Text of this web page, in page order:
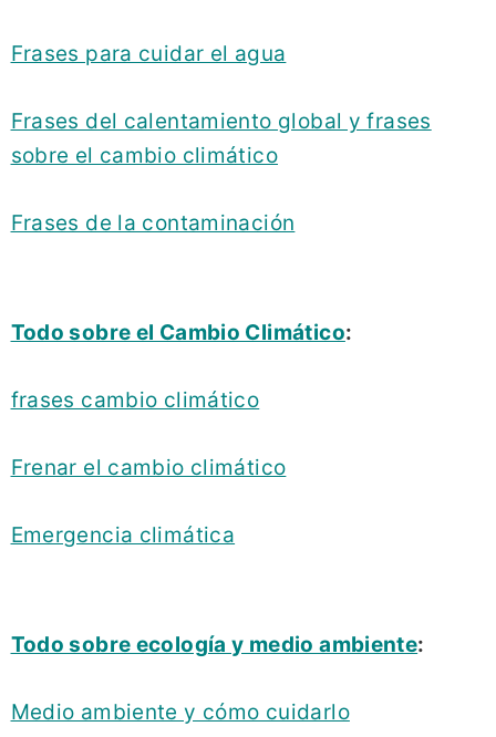
Frases para cuidar el agua
Frases del calentamiento global y frases
sobre el cambio climático
Frases de la contaminación
Todo sobre el Cambio Climático:
frases cambio climático
Frenar el cambio climático
Emergencia climática
Todo sobre ecología y medio ambiente:
Medio ambiente y cómo cuidarlo